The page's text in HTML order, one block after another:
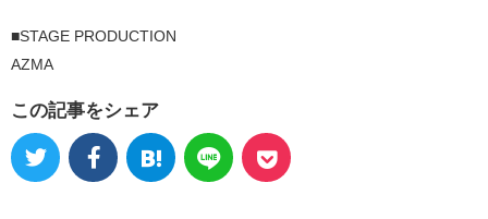
■STAGE PRODUCTION
AZMA
この記事をシェア